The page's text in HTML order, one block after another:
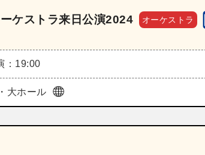
ケストラ来日公演2024 オーケストラ
：19:00
大ホール